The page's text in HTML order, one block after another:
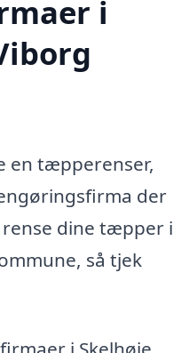
i
en tæpperenser,
der
dine tæpper i
så tjek